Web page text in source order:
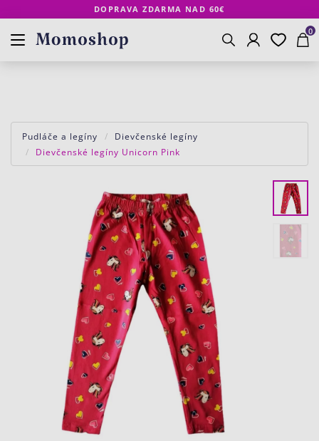
DOPRAVA ZDARMA NAD 60€
Vyhľadávanie
Košík
0
Obľúbené
Pudláče a legíny
Dievčenské legíny
Dievčenské legíny Unicorn Pink